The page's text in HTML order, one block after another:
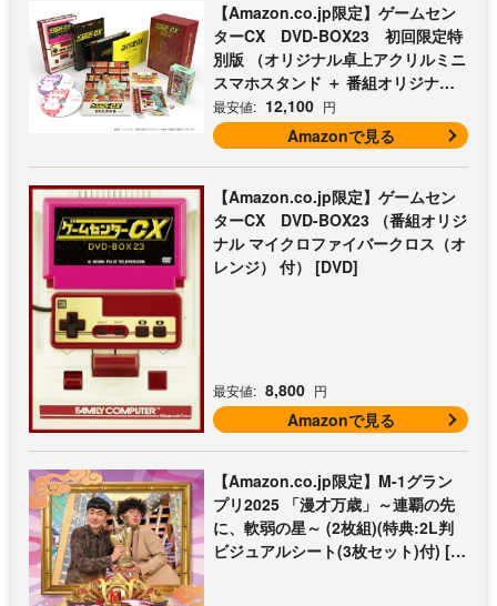
【Amazon.co.jp限定】ゲームセン
ターCX DVD-BOX23 初回限定特
別版 （オリジナル卓上アクリルミニ
スマホスタンド ＋ 番組オリジナル
マイクロファイバークロス（オレン
ジ） 付） [DVD]
最安値: 12,100 円
Amazonで見る
【Amazon.co.jp限定】ゲームセン
ターCX DVD-BOX23 （番組オリジ
ナル マイクロファイバークロス（オ
レンジ） 付） [DVD]
最安値: 8,800 円
Amazonで見る
【Amazon.co.jp限定】M-1グラン
プリ2025 「漫才万歳」～連覇の先
に、軟弱の星～ (2枚組)(特典:2L判
ビジュアルシート(3枚セット)付) [D